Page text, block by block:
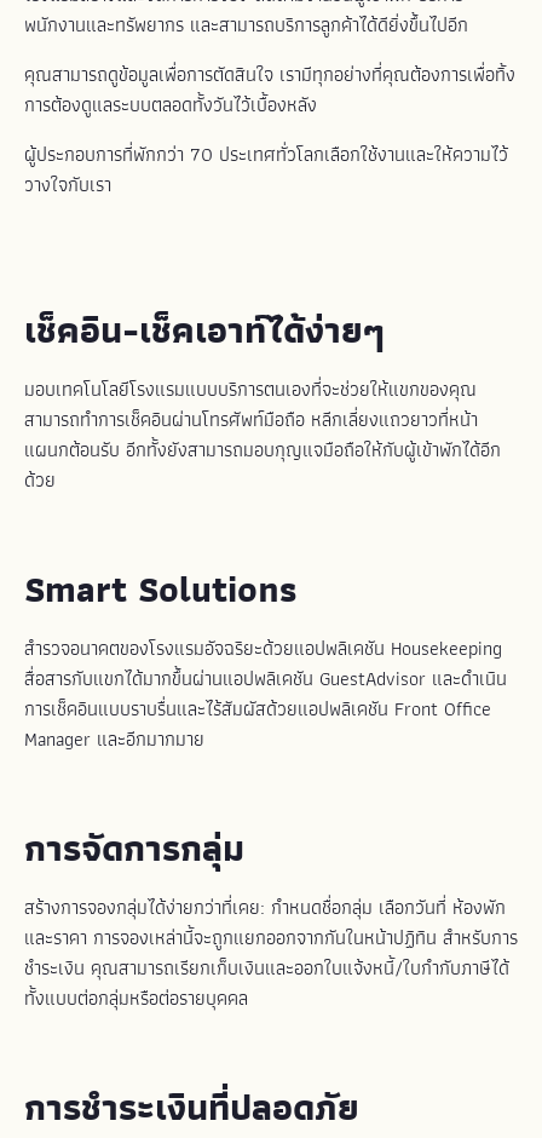
พนักงานและทรัพยากร และสามารถบริการลูกค้าได้ดียิ่งขึ้นไปอีก
คุณสามารถดูข้อมูลเพื่อการตัดสินใจ เรามีทุกอย่างที่คุณต้องการเพื่อทิ้ง
การต้องดูแลระบบตลอดทั้งวันไว้เบื้องหลัง
ผู้ประกอบการที่พักกว่า 70 ประเทศทั่วโลกเลือกใช้งานและให้ความไว้
วางใจกับเรา
เช็คอิน-เช็คเอาท์ได้ง่ายๆ
มอบเทคโนโลยีโรงแรมแบบบริการตนเองที่จะช่วยให้แขกของคุณ
สามารถทำการเช็คอินผ่านโทรศัพท์มือถือ หลีกเลี่ยงแถวยาวที่หน้า
แผนกต้อนรับ อีกทั้งยังสามารถมอบกุญแจมือถือให้กับผู้เข้าพักได้อีก
ด้วย
Smart Solutions
สำรวจอนาคตของโรงแรมอัจฉริยะด้วยแอปพลิเคชัน Housekeeping
สื่อสารกับแขกได้มากขึ้นผ่านแอปพลิเคชัน GuestAdvisor และดำเนิน
การเช็คอินแบบราบรื่นและไร้สัมผัสด้วยแอปพลิเคชัน Front Office
Manager และอีกมากมาย
การจัดการกลุ่ม
สร้างการจองกลุ่มได้ง่ายกว่าที่เคย: กำหนดชื่อกลุ่ม เลือกวันที่ ห้องพัก
และราคา การจองเหล่านี้จะถูกแยกออกจากกันในหน้าปฏิทิน สำหรับการ
ชำระเงิน คุณสามารถเรียกเก็บเงินและออกใบแจ้งหนี้/ใบกำกับภาษีได้
ทั้งแบบต่อกลุ่มหรือต่อรายบุคคล
การชำระเงินที่ปลอดภัย